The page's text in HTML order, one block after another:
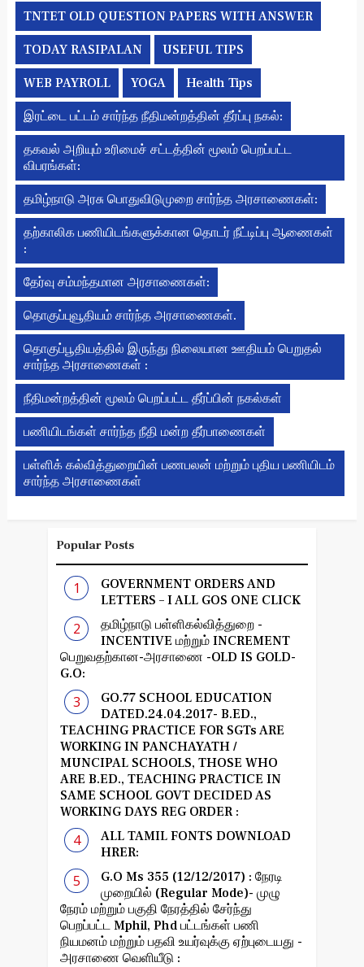
TNTET OLD QUESTION PAPERS WITH ANSWER
TODAY RASIPALAN USEFUL TIPS
WEB PAYROLL YOGA Health Tips
இரட்டை பட்டம் சார்ந்த நீதிமன்றத்தின் தீர்ப்பு நகல்:
தகவல் அறியும் உரிமைச் சட்டத்தின் மூலம் பெறப்பட்ட
விபரங்கள்:
தமிழ்நாடு அரசு பொதுவிடுமுறை சார்ந்த அரசாணைகள்:
தற்காலிக பணியிடங்களுக்கான தொடர் நீட்டிப்பு ஆணைகள்
:
தேர்வு சம்மந்தமான அரசாணைகள்:
தொகுப்புவூதியம் சார்ந்த அரசாணைகள்.
தொகுப்பூதியத்தில் இருந்து நிலையான ஊதியம் பெறுதல்
சார்ந்த அரசாணைகள் :
நீதிமன்றத்தின் மூலம் பெறப்பட்ட தீர்ப்பின் நகல்கள்
பணியிடங்கள் சார்ந்த நீதி மன்ற தீர்பாணைகள்
பள்ளிக் கல்வித்துறையின் பணபலன் மற்றும் புதிய பணியிடம்
சார்ந்த அரசாணைகள்
Popular Posts
GOVERNMENT ORDERS AND
LETTERS – I ALL GOS ONE CLICK
தமிழ்நாடு பள்ளிகல்வித்துறை -
INCENTIVE மற்றும் INCREMENT
பெறுவதற்கான-அரசாணை -OLD IS GOLD-
G.O:
GO.77 SCHOOL EDUCATION
DATED.24.04.2017- B.ED.,
TEACHING PRACTICE FOR SGTs ARE
WORKING IN PANCHAYATH /
MUNCIPAL SCHOOLS, THOSE WHO
ARE B.ED., TEACHING PRACTICE IN
SAME SCHOOL GOVT DECIDED AS
WORKING DAYS REG ORDER :
ALL TAMIL FONTS DOWNLOAD
HRER:
G.O Ms 355 (12/12/2017) : நேரடி
முறையில் (Regular Mode)- முழு
நேரம் மற்றும் பகுதி நேரத்தில் சேர்ந்து
பெறப்பட்ட Mphil, Phd பட்டங்கள் பணி
நியமனம் மற்றும் பதவி உயர்வுக்கு ஏற்புடையது -
அரசாணை வெளியீடு :